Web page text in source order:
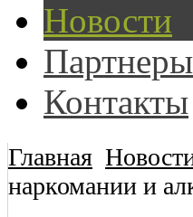
Новости
Партнеры
Контакты
Главная
наркомании и